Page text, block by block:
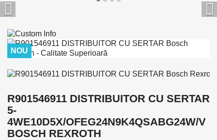
 
NOU
R901546911 DISTRIBUITOR CU SERTAR
5-
4WE10D5X/OFEG24N9K4QSABG24W/V
BOSCH REXROTH